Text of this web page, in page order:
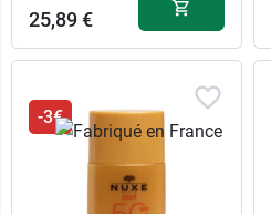
25,89 €
-3€